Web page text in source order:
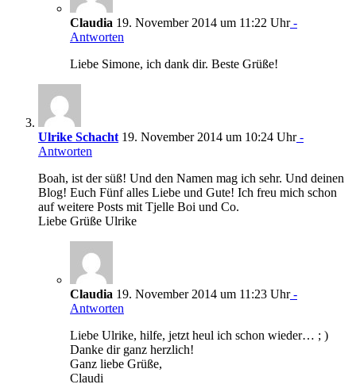
Claudia 19. November 2014 um 11:22 Uhr-
Antworten
Liebe Simone, ich dank dir. Beste Grüße!
Ulrike Schacht 19. November 2014 um 10:24 Uhr-
Antworten
Boah, ist der süß! Und den Namen mag ich sehr. Und deinen
Blog! Euch Fünf alles Liebe und Gute! Ich freu mich schon
auf weitere Posts mit Tjelle Boi und Co.
Liebe Grüße Ulrike
Claudia 19. November 2014 um 11:23 Uhr-
Antworten
Liebe Ulrike, hilfe, jetzt heul ich schon wieder… ; )
Danke dir ganz herzlich!
Ganz liebe Grüße,
Claudi